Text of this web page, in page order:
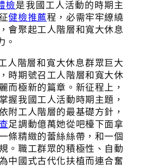
檢是我國工人活動的時期主
健檢推薦程，必需牢牢繚繞
會聚起工人階層和寬大休息
。
人階層和寬大休息群眾巨大
時期號召工人階層和寬大休
而極新的篇章。新征程上，
握我國工人活動時期主題，
附工人階層的最基礎方針，
足調動億萬她從吧檯下面拿
條精緻的蕾絲絲帶，和一個
。職工群眾的積極性、自動
中國式古代化扶植而連合奮